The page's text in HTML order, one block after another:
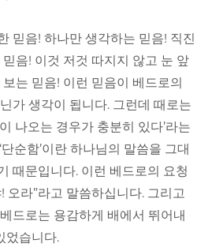
믿음! 하나만 생각하는 믿음! 직진
음! 이것 저것 따지지 않고 눈 앞
는 믿음! 이런 믿음이 베드로의
가 생각이 됩니다. 그런데 때로는
나오는 경우가 충분히 있다’라는
순함’이란 하나님의 말씀을 그대
때문입니다. 이런 베드로의 요청
오라”라고 말씀하십니다. 그리고
드로는 용감하게 배에서 뛰어내
었습니다.